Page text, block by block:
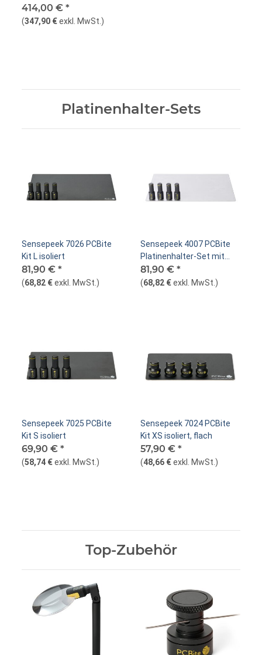
Tastkopf 6,0 GHz
414,00 € *
(347,90 €exkl. MwSt. )
Platinenhalter-Sets
Sensepeek 7026 PCBite
Kit L isoliert
81,90 € *
(68,82 €exkl. MwSt. )
Sensepeek 4007 PCBite
Platinenhalter-Set mit
großer Grundplatte
81,90 € *
(68,82 €exkl. MwSt. )
Sensepeek 7025 PCBite
Kit S isoliert
69,90 € *
(58,74 €exkl. MwSt. )
Sensepeek 7024 PCBite
Kit XS isoliert, flach
57,90 € *
(48,66 €exkl. MwSt. )
Top-Zubehör